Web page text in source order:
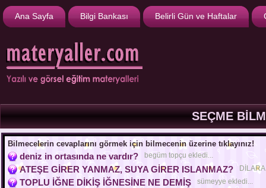
Ana Sayfa Bilgi Bankası Belirli Gün ve Haftalar
SEÇME
Bilmecelerin cevaplarını görmek için bilmecenin üzerine tıklayınız!
deniz in ortasında ne vardır? begüm topçu ekledi...
ATEŞE GİRER YANMAZ, SUYA GİRER ISLANMAZ?
TOPLU İĞNE DİKİŞ İĞNESİNE NE DEMİŞ sümeyye ekledi...